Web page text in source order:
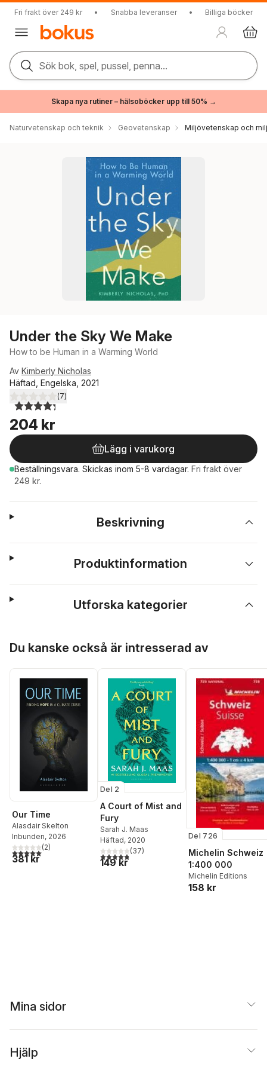
Fri frakt över 249 kr • Snabba leveranser • Billiga böcker
Sök bok, spel, pussel, penna...
Skapa nya rutiner – hälsoböcker upp till 50% →
Naturvetenskap och teknik Geovetenskap Miljövetenskap och
Under the Sky We Make
How to be Human in a Warming World
Av Kimberly Nicholas
Häftad, Engelska, 2021
4,3utav 5 stjärnor. Totalt antal röster:
(7)
204 kr
Lägg i varukorg
Beställningsvara. Skickas inom 5-8 vardagar. Fri frakt över
249 kr.
Beskrivning
Produktinformation
Utforska kategorier
Du kanske också är intresserad av
Our Time
Alasdair Skelton
Inbunden, 2026
5,0utav 5 stjärnor. Totalt antal röster:
(2)
381 kr
Del 2
A Court of Mist and
Fury
Sarah J. Maas
Häftad, 2020
4,8utav 5 stjärnor. Totalt antal röster:
(37)
149 kr
Del 726
Michelin Schweiz
1:400 000
Michelin Editions
158 kr
Mina sidor
Hjälp